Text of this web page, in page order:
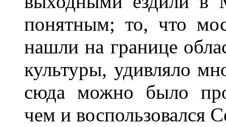
понятным; то, что
нашли на границе
культуры, удивляло
сюда можно было
чем и воспользовался